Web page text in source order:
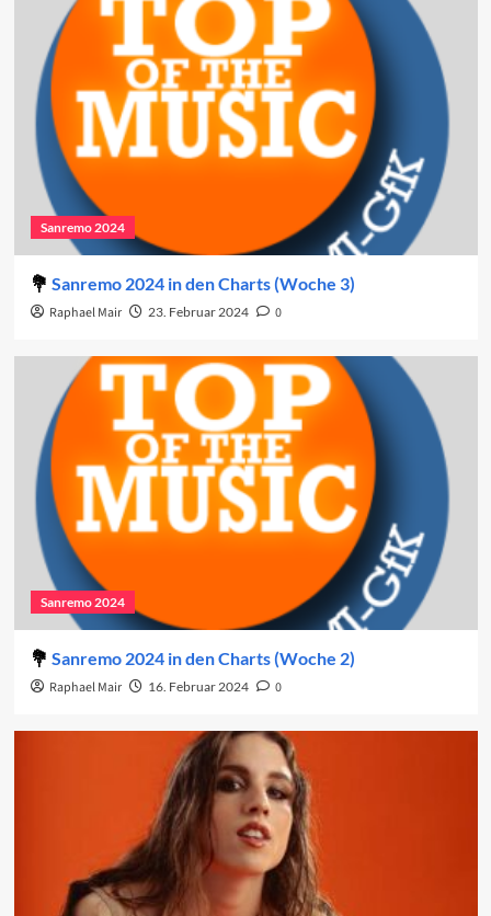
Sanremo 2024
Sanremo 2024 in den Charts (Woche 3)
Raphael Mair 23. Februar 2024 0
Sanremo 2024
Sanremo 2024 in den Charts (Woche 2)
Raphael Mair 16. Februar 2024 0